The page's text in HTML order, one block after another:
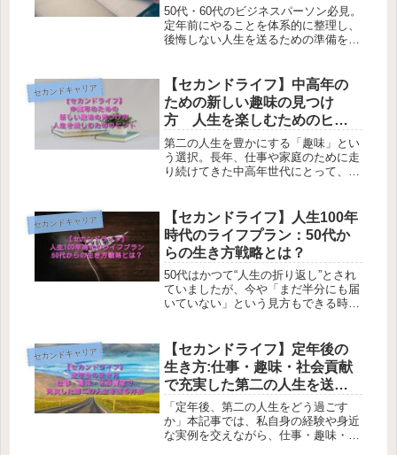
50代・60代のビジネスパーソン必見。
定年前にやることを体系的に整理し、
後悔しない人生を送るための準備を解
体的対策までわかりやすく紹介しま
す。
セカンドキャリア
【セカンドライフ】中高年の
ための新しい趣味の見つけ
方 人生を楽しむためのヒン
ト
第二の人生を豊かにする「趣味」とい
う選択。長年、仕事や家庭のために走
り続けてきた中高年世代にとって、定
は、心理・社会・実践の3つの視点か
ら「中高年が新しい趣味を見つけるヒ
ント」をお伝えします。
セカンドキャリア
【セカンドライフ】人生100年
時代のライフプラン：50代か
らの生き方戦略とは？
50代はかつて“人生の折り返し”とされ
ていましたが、今や「まだ半分にも届
いていない」という見方もできる時代
見据えた生き方戦略について、身近な
具体例とともに解説します。
セカンドキャリア
【セカンドライフ】定年後の
生き方:仕事・趣味・社会貢献
で充実した第二の人生を送る
方法
「定年後、第二の人生をどう過ごす
か」本記事では、私自身の経験や身近
な実例を交えながら、仕事・趣味・社